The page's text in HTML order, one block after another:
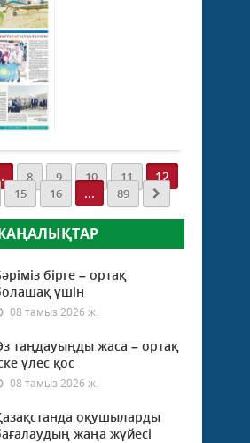
8 9 10 11 12
15 16 ... 89
бірге – ортақ
үшін
08 тамыз 2026 ж.
таңдауыңды жаса – ортақ
үлес қос
08 тамыз 2026 ж.
оқушыларды
жаңа жүйесі